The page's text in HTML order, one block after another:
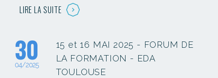
LIRE LA SUITE
30
04/2025
15 et 16 MAI 2025 - FORUM DE
LA FORMATION - EDA
TOULOUSE